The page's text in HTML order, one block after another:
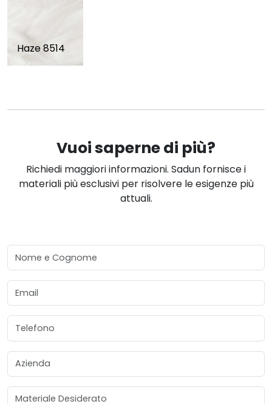
Haze 8514
Vuoi saperne di più?
Richiedi maggiori informazioni. Sadun fornisce i
materiali più esclusivi per risolvere le esigenze più
attuali.
Nome e Cognome
Email
Telefono
Azienda
Materiale Desiderato